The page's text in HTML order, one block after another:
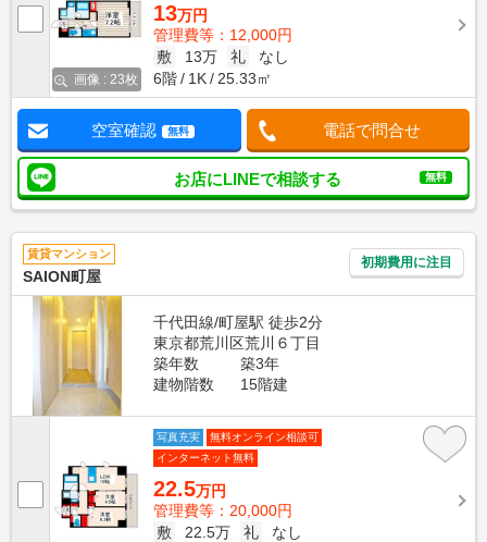
画像 : 23枚
13万円
管理費等：12,000円
敷
13万 礼
なし
6階
1K 25.33㎡
空室確認 無料 電話で問合せ
お店にLINEで相談する 無料
賃貸マンション
SAION町屋
初期費用に注目
千代田線/町屋駅 徒歩2分
東京都荒川区荒川６丁目
築年数
築3年
建物階数
15階建
写真充実
無料オンライン相談可
インターネット無料
22.5万円
管理費等：20,000円
敷
22.5万 礼
なし